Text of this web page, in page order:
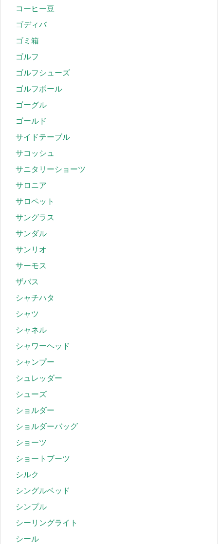
コーヒー豆
ゴディバ
ゴミ箱
ゴルフ
ゴルフシューズ
ゴルフボール
ゴーグル
ゴールド
サイドテーブル
サコッシュ
サニタリーショーツ
サロニア
サロペット
サングラス
サンダル
サンリオ
サーモス
ザバス
シャチハタ
シャツ
シャネル
シャワーヘッド
シャンプー
シュレッダー
シューズ
ショルダー
ショルダーバッグ
ショーツ
ショートブーツ
シルク
シングルベッド
シンプル
シーリングライト
シール